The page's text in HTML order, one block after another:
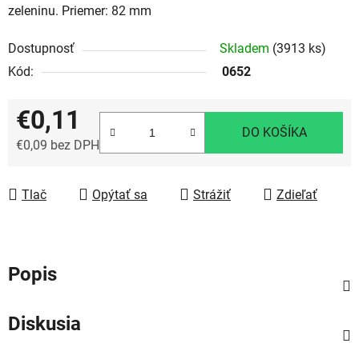
zeleninu. Priemer: 82 mm
Dostupnosť Skladem (3913 ks)
Kód:
0652
€0,11
€0,09 bez DPH
DO KOŠÍKA
Tlač Opýtať sa Strážiť Zdieľať
Popis
Diskusia